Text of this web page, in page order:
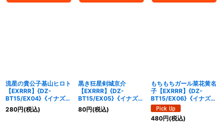
流星の貴公子基山ヒロト
【EXRRR】{DZ-
BT15/EX04}《イナズマ
イレブン》
280円(税込)
黒き狂星剣城京介
【EXRRR】{DZ-
BT15/EX05}《イナズマ
イレブン》
80円(税込)
もちもちガール菜花黄名
子【EXRRR】{DZ-
BT15/EX06}《イナズマ
イレブン》
480円(税込)